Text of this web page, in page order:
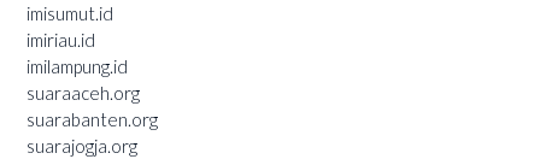
imisumut.id
imiriau.id
imilampung.id
suaraaceh.org
suarabanten.org
suarajogja.org